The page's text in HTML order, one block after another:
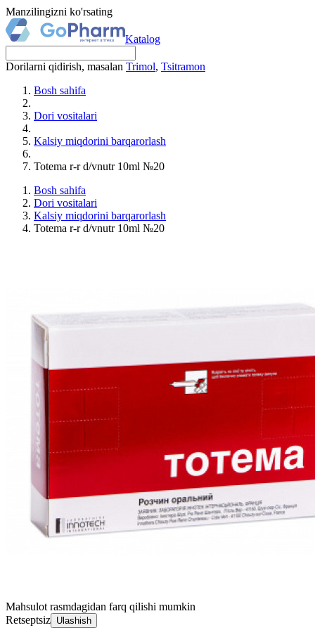
Manzilingizni ko'rsating
Katalog
Dorilarni qidirish, masalan Trimol, Tsitramon
Bosh sahifa
Dori vositalari
Kalsiy miqdorini barqarorlash
Totema r-r d/vnutr 10ml №20
Bosh sahifa
Dori vositalari
Kalsiy miqdorini barqarorlash
Totema r-r d/vnutr 10ml №20
Mahsulot rasmdagidan farq qilishi mumkin
Retseptsiz Ulashish